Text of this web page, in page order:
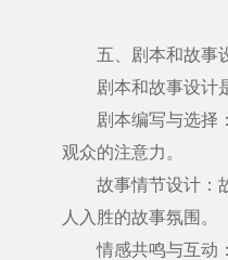
五、剧本和故事
剧本和故事设计是
剧本编写与选择：
观众的注意力。
故事情节设计：故
人入胜的故事氛围。
情感共鸣与互动：